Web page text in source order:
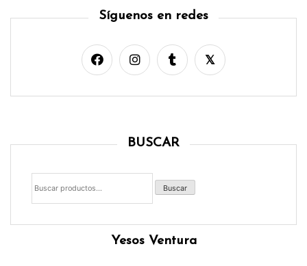
Síguenos en redes
BUSCAR
Buscar
por:
Buscar
Yesos Ventura